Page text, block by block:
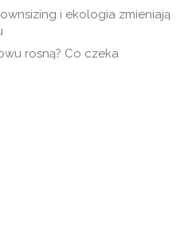
i ekologia zmieniają
rosną? Co czeka